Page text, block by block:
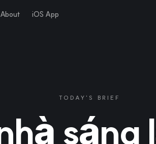
About iOS App
TODAY'S BRIEF
sáng